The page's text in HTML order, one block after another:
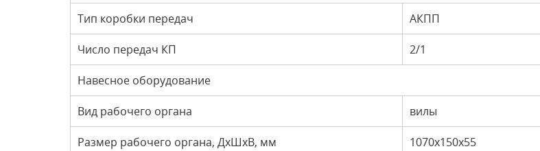
Тип коробки передач АКПП
Число передач КП 2/1
Навесное оборудование
Вид рабочего органа вилы
Размер рабочего органа, ДхШхВ, мм 1070х150х55